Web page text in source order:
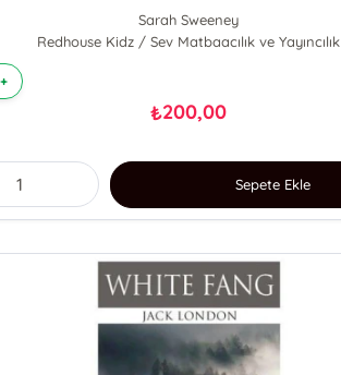
Sarah Sweeney
Redhouse Kidz / Sev Matbaacılık ve Yayıncılık
₺200,00
Sepete Ekle